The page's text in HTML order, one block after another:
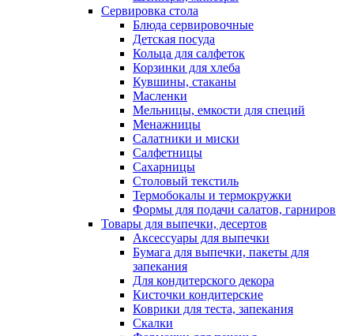
Сервировка стола
Блюда сервировочные
Детская посуда
Кольца для салфеток
Корзинки для хлеба
Кувшины, стаканы
Масленки
Мельницы, емкости для специй
Менажницы
Салатники и миски
Салфетницы
Сахарницы
Столовый текстиль
Термобокалы и термокружки
Формы для подачи салатов, гарниров
Товары для выпечки, десертов
Аксессуары для выпечки
Бумага для выпечки, пакеты для
запекания
Для кондитерского декора
Кисточки кондитерские
Коврики для теста, запекания
Скалки